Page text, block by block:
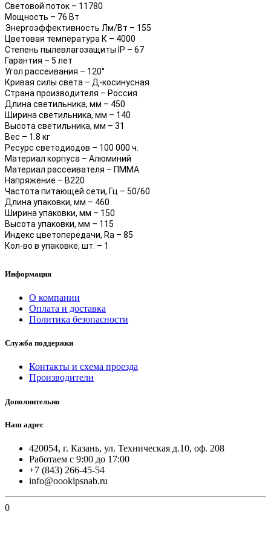
Световой поток – 11780
Мощность – 76 Вт
Энергоэффективность Лм/Вт – 155
Цветовая температура К – 4000
Степень пылевлагозащиты IP – 67
Гарантия – 5 лет
Угол рассеивания – 120°
Кривая силы света – Д-косинусная
Страна производителя – Россия
Длина светильника, мм – 450
Ширина светильника, мм – 140
Высота светильника, мм – 31
Вес – 1.8 кг
Ресурс светодиодов – 100 000 ч.
Материал корпуса – Алюминий
Материал рассеивателя – ПММА
Напряжение – В220
Частота питающей сети, Гц – 50/60
Длина упаковки, мм – 460
Ширина упаковки, мм – 150
Высота упаковки, мм – 115
Индекс цветопередачи, Ra – 85
Кол-во в упаковке, шт. – 1
Информация
О компании
Оплата и доставка
Политика безопасности
Служба поддержки
Контакты и схема проезда
Производители
Дополнительно
Наш адрес
420054, г. Казань, ул. Техническая д.10, оф. 208
Работаем с 9:00 до 17:00
+7 (843) 266-45-54
info@oookipsnab.ru
0